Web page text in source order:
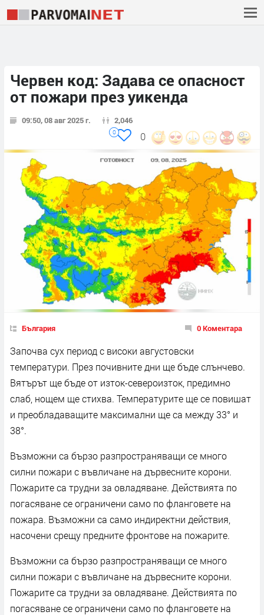
Червен код: Задава се опасност
от пожари през уикенда
09:50, 08 авг 2025 г. 2,046
0
0
България 0 Коментара
Започва сух период с високи августовски
температури. През почивните дни ще бъде слънчево.
Вятърът ще бъде от изток-североизток, предимно
слаб, нощем ще стихва. Температурите ще се повишат
и преобладаващите максимални ще са между 33° и
38°.
Възможни са бързо разпространяващи се много
силни пожари с въвличане на дървесните корони.
Пожарите са трудни за овладяване. Действията по
погасяване се ограничени само по фланговете на
пожара. Възможни са само индиректни действия,
насочени срещу предните фронтове на пожарите.
Възможни са бързо разпространяващи се много
силни пожари с въвличане на дървесните корони.
Пожарите са трудни за овладяване. Действията по
погасяване се ограничени само по фланговете на